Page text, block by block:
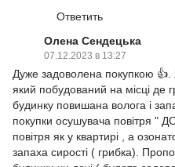
Ответить
Олена Сендецька
07.12.2023 в 13:27
Дуже задоволена покупкою
який побудований на місці де
будинку повишана волога і
покупки осушувача повітря "
повітря як у квартирі , а
запаха сирості ( грибка).